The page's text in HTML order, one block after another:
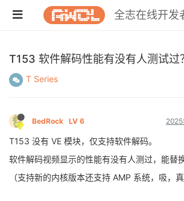
全志在线开发
T153 软件解码性能有没有人测试过
T Series
BedRock LV 6
T153 没有 VE 模块，仅支持软件解码。
软件解码视频显示的性能有没有人测过，能替
（支持新的内核版本还支持 AMP 系统，吸，